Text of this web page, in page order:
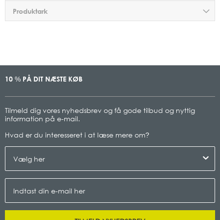
Produktark
10 % PÅ DIT NÆSTE KØB
Tilmeld dig vores nyhedsbrev og få gode tilbud og nyttig
information på e-mail.
Hvad er du interesseret i at læse mere om?